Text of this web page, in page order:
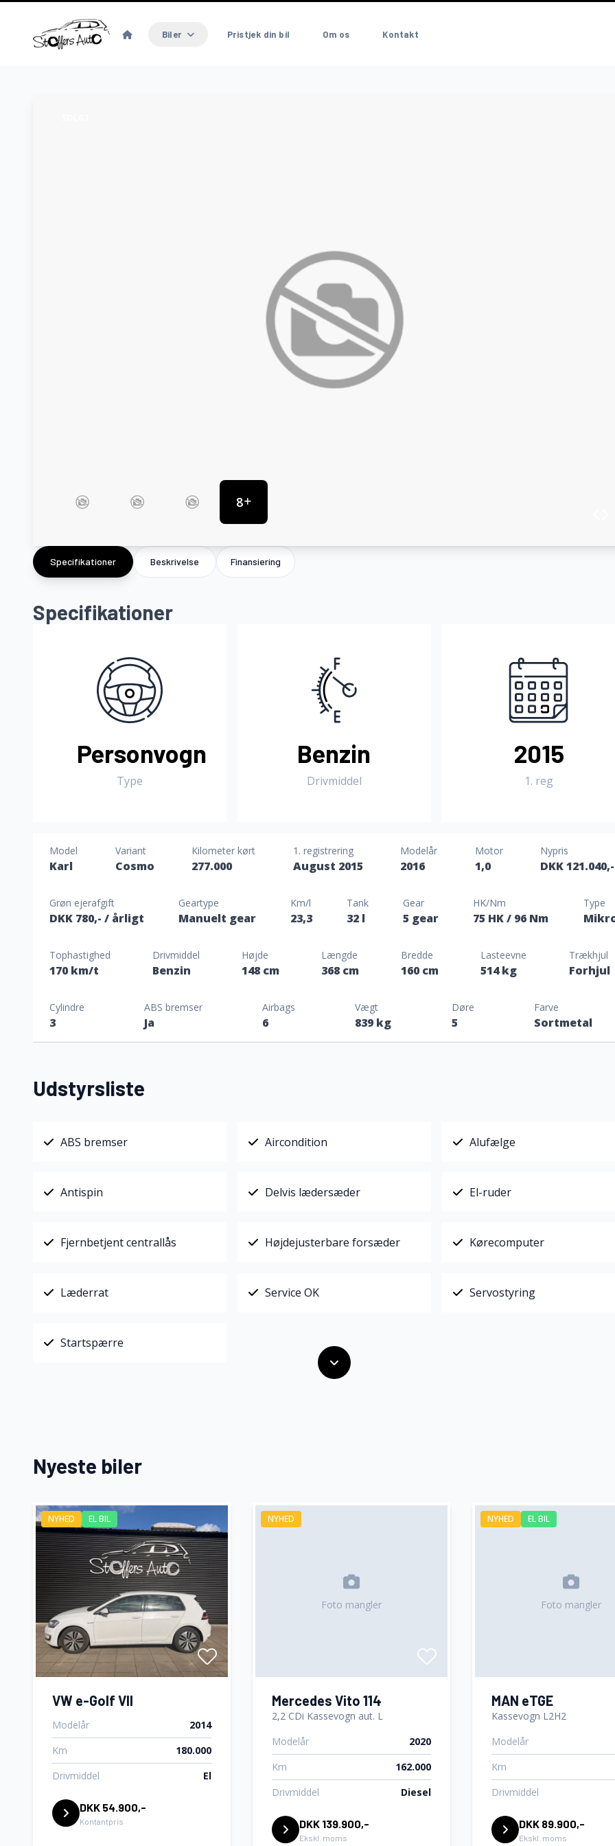
Biler Pristjek din bil Om os Kontakt
8
Specifikationer Beskrivelse Finansiering
Specifikationer
Personvogn
Type
Benzin
Drivmiddel
2015
1. reg
Model
Karl
Variant
Cosmo
Kilometer kørt
277.000
1. registrering
August 2015
Modelår
2016
Motor
1,0
Nypris
DKK 121.040,-
Grøn ejerafgift
DKK 780,- / årligt
Geartype
Manuelt gear
Km/l
23,3
Tank
32 l
Gear
5 gear
HK/Nm
75 HK/ 96 Nm
Type
Tophastighed
170 km/t
Drivmiddel
Benzin
Højde
148 cm
Længde
368 cm
Bredde
160 cm
Lasteevne
514 kg
Trækhjul
Forhjul
Cylindre
3
ABS bremser
Ja
Airbags
6
Vægt
839 kg
Døre
5
Farve
Sortmetal
Udstyrsliste
ABS bremser Aircondition Alufælge
Antispin Delvis lædersæder El-ruder
Fjernbetjent centrallås Højdejusterbare forsæder Kørecomputer
Læderrat Service OK Servostyring
Startspærre
Nyeste biler
NYHED EL BIL
VW e-Golf VII
Modelår
2014
Km
180.000
Drivmiddel
El
DKK 54.900,-
Kontantpris
NYHED
Foto mangler
Mercedes Vito 114
2,2 CDi Kassevogn aut. L
Modelår
2020
Km
162.000
Drivmiddel
Diesel
DKK 139.900,-
Ekskl. moms
NYHED EL BIL
Foto mangler
MAN eTGE
Kassevogn L2H2
Modelår
Km
Drivmiddel
DKK 89.900,-
Ekskl. moms